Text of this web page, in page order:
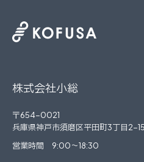
株式会社小総
〒654-0021
兵庫県神戸市須磨区平田町3丁目2-15
営業時間 9:00～18:30